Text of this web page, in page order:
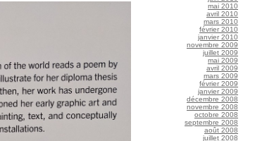
mai 2010
avril 2010
mars 2010
février 2010
janvier 2010
novembre 2009
juillet 2009
mai 2009
avril 2009
mars 2009
février 2009
janvier 2009
décembre 2008
novembre 2008
octobre 2008
septembre 2008
août 2008
juillet 2008